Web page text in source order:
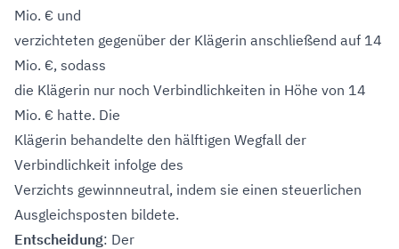
Mio. € und
verzichteten gegenüber der Klägerin anschließend auf 14
Mio. €, sodass
die Klägerin nur noch Verbindlichkeiten in Höhe von 14
Mio. € hatte. Die
Klägerin behandelte den hälftigen Wegfall der
Verbindlichkeit infolge des
Verzichts gewinnneutral, indem sie einen steuerlichen
Ausgleichsposten bildete.
Entscheidung: Der